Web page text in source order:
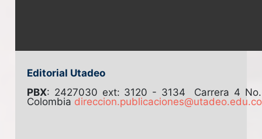
Editorial Utadeo
PBX: 2427030 ext: 3120 - 3134 Carrera 4
Colombia direccion.publicaciones@utadeo.edu.co